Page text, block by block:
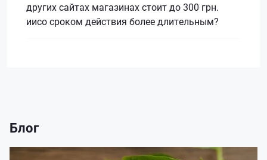
других сайтах магазинах стоит до 300 грн.
иисо сроком действия более длительным?
Блог